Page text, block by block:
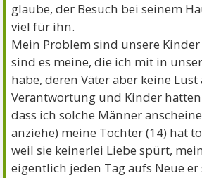
glaube, der Besuch bei seinem
viel für ihn.
Mein Problem sind unsere
sind es meine, die ich mit in
habe, deren Väter aber keine Lust
Verantwortung und Kinder
dass ich solche Männer
anziehe) meine Tochter (14) hat
weil sie keinerlei Liebe spürt,
eigentlich jeden Tag aufs Neue